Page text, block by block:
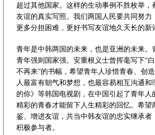
超过其他国家。这样的生动事例不胜枚举，
友谊的真实写照。我们两国人民要共同努力
更多分担困难，更好书写友谊地久天长的新
青年是中韩两国的未来，也是亚洲的未来。
青年强则国家强。安重根义士曾挥毫写下“
不再来”的书幅，希望青年人珍惜青春、创
人最富有朝气和梦想，也最容易相互沟通和
的你》等韩国电视剧，在中国引起了青年人
精彩的青春才能留下人生精彩的回忆。希望
鉴、增进友谊，共当中韩友谊的忠实继承者
积极参与者。